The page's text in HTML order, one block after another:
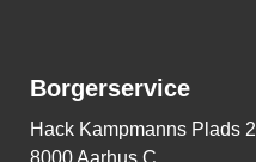
Borgerservice
Hack Kampmanns Plads 2
8000 Aarhus C